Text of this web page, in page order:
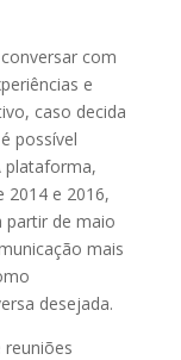
com
e
caso decida
possível
plataforma,
2014 e 2016,
partir de maio
mais
desejada.